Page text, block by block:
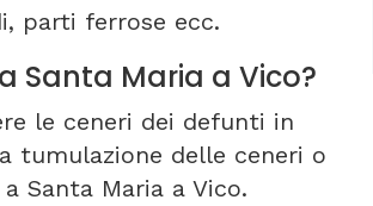
parti ferrose ecc.
Santa Maria a Vico?
le ceneri dei defunti in
tumulazione delle ceneri o
Santa Maria a Vico.